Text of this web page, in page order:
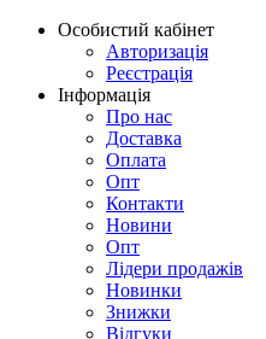
Особистий кабінет
Авторизація
Реєстрація
Інформація
Про нас
Доставка
Оплата
Опт
Контакти
Новини
Опт
Лідери продажів
Новинки
Знижки
Відгуки